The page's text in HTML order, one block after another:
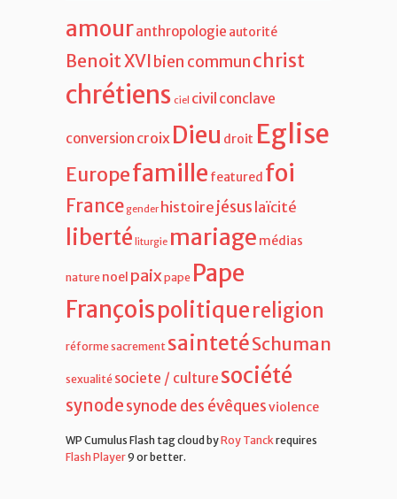
amouranthropologie autorité
Benoit XVIbien communchrist
chrétiens ciel civil conclave
conversion croix Dieu droit Eglise
Europefamille featured foi
Francegender histoire jésus laïcité
liberté liturgie mariage médias
nature noel paixpape Pape
Françoispolitiquereligion
réformesacrement saintetéSchuman
sexualité societe / culture société
synodesynode des évêquesviolence
WP Cumulus Flash tag cloud byRoy Tanck requires
Flash Player9 or better.